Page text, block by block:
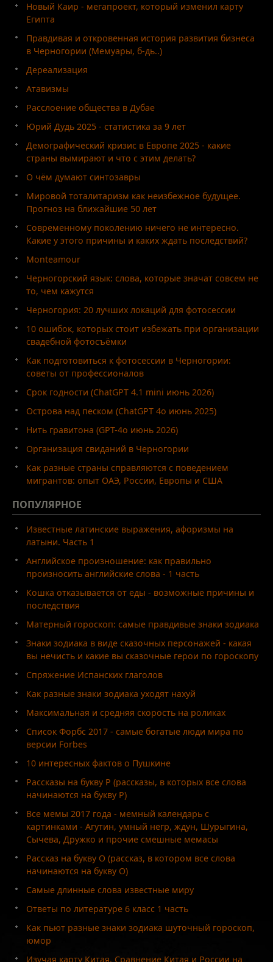
Новый Каир - мегапроект, который изменил карту
Египта
Правдивая и откровенная история развития бизнеса
в Черногории (Мемуары, б-дь..)
Дереализация
Атавизмы
Расслоение общества в Дубае
Юрий Дудь 2025 - статистика за 9 лет
Демографический кризис в Европе 2025 - какие
страны вымирают и что с этим делать?
О чём думают синтозавры
Мировой тоталитаризм как неизбежное будущее.
Прогноз на ближайшие 50 лет
Современному поколению ничего не интересно.
Какие у этого причины и каких ждать последствий?
Monteamour
Черногорский язык: слова, которые значат совсем не
то, чем кажутся
Черногория: 20 лучших локаций для фотосессии
10 ошибок, которых стоит избежать при организации
свадебной фотосъёмки
Как подготовиться к фотосессии в Черногории:
советы от профессионалов
Срок годности (ChatGPT 4.1 mini июнь 2026)
Острова над песком (ChatGPT 4o июнь 2025)
Нить гравитона (GPT-4o июнь 2026)
Организация свиданий в Черногории
Как разные страны справляются с поведением
мигрантов: опыт ОАЭ, России, Европы и США
ПОПУЛЯРНОЕ
Известные латинские выражения, афоризмы на
латыни. Часть 1
Английское произношение: как правильно
произносить английские слова - 1 часть
Кошка отказывается от еды - возможные причины и
последствия
Матерный гороскоп: самые правдивые знаки зодиака
Знаки зодиака в виде сказочных персонажей - какая
вы нечисть и какие вы сказочные герои по гороскопу
Спряжение Испанских глаголов
Как разные знаки зодиака уходят нахуй
Максимальная и средняя скорость на роликах
Список Форбс 2017 - самые богатые люди мира по
версии Forbes
10 интересных фактов о Пушкине
Рассказы на букву Р (рассказы, в которых все слова
начинаются на букву Р)
Все мемы 2017 года - мемный календарь с
картинками - Агутин, умный негр, ждун, Шурыгина,
Сычева, Дружко и прочие смешные мемасы
Рассказ на букву О (рассказ, в котором все слова
начинаются на букву О)
Самые длинные слова известные миру
Ответы по литературе 6 класс 1 часть
Как пьют разные знаки зодиака шуточный гороскоп,
юмор
Изучая карту Китая. Сравнение Китая и России на